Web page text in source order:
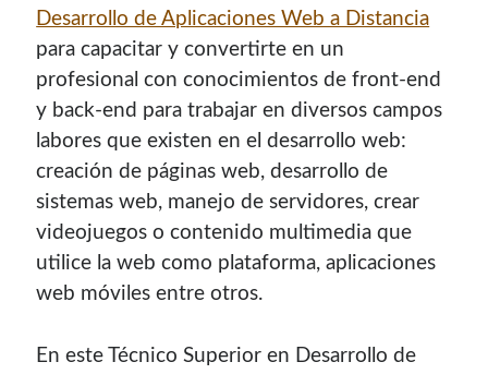
Desarrollo de Aplicaciones Web a Distancia
para capacitar y convertirte en un
profesional con conocimientos de front-end
y back-end para trabajar en diversos campos
labores que existen en el desarrollo web:
creación de páginas web, desarrollo de
sistemas web, manejo de servidores, crear
videojuegos o contenido multimedia que
utilice la web como plataforma, aplicaciones
web móviles entre otros.
En este Técnico Superior en Desarrollo de